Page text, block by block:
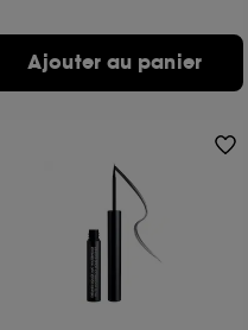
Ajouter au panier